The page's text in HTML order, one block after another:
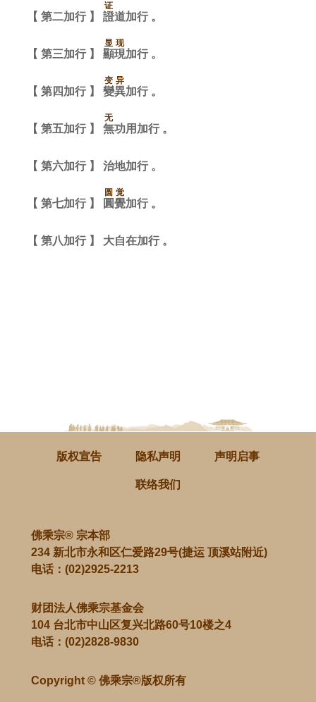
【第二加行】證
证
道加行 。
【第三加行】顯
显
現
现
加行 。
【第四加行】變
变
異
异
加行 。
【第五加行】無
无
功用 加行 。
【第六加行】治地加行 。
【第七加行】 圓
圆
覺
觉
加行 。
【第八加行】 大自在加行 。
版权宣告 隐私声明 声明启事
联络我们
佛乘宗® 宗本部
234 新北市永和区仁爱路29号(捷运 顶溪站附近)
电话： (02)2925-2213
财团法人佛乘宗基金会
104 台北市中山区复兴北路60号10楼之4
电话： (02)2828-9830
Copyright © 佛乘宗®版权所有